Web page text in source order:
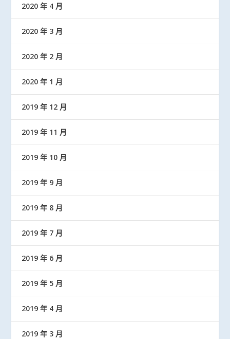
2020 年 4 月
2020 年 3 月
2020 年 2 月
2020 年 1 月
2019 年 12 月
2019 年 11 月
2019 年 10 月
2019 年 9 月
2019 年 8 月
2019 年 7 月
2019 年 6 月
2019 年 5 月
2019 年 4 月
2019 年 3 月